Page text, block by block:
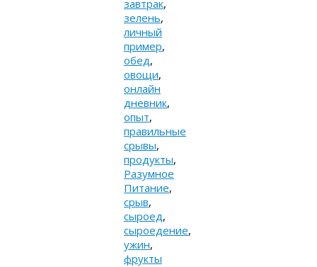
завтрак,
зелень,
личный
пример,
обед,
овощи,
онлайн
дневник,
опыт,
правильные
срывы,
продукты,
Разумное
Питание,
срыв,
сыроед,
сыроедение,
ужин,
фрукты